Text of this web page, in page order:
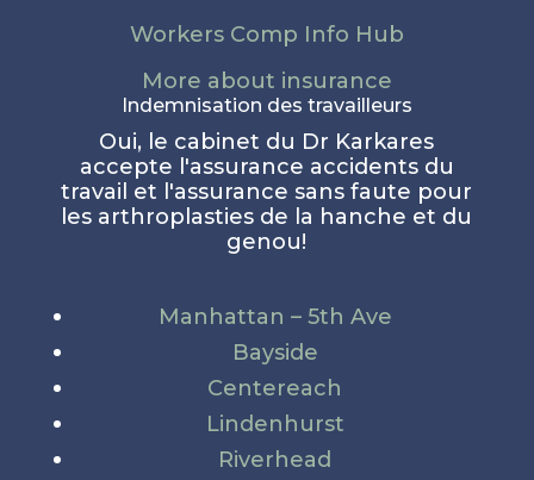
Workers Comp Info Hub
More about insurance
Indemnisation des travailleurs
Oui, le cabinet du Dr Karkares
accepte l'assurance accidents du
travail et l'assurance sans faute pour
les arthroplasties de la hanche et du
genou!
Manhattan – 5th Ave
Bayside
Centereach
Lindenhurst
Riverhead